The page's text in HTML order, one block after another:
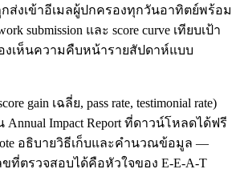
กส่งเข้าอีเมลผู้ปกครองทุกวันอาทิตย์พร้อม
submission และ score curve เทียบเป้า
งเห็นความคืบหน้ารายสัปดาห์แบบ
gain เฉลี่ย, pass rate, testimonial rate)
Annual Impact Report ที่ดาวน์โหลดได้ฟรี
อธิบายวิธีเก็บและคำนวณข้อมูล —
ขที่ตรวจสอบได้คือหัวใจของ E-E-A-T